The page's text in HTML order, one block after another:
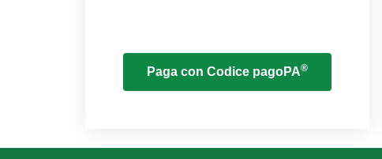
Paga con Codice pagoPA®